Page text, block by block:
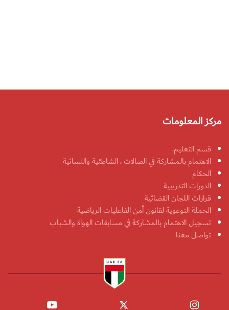
مركز المعلومات
قسم التعليم.
الاهتمام بالمشاركة في الصالات ، الشاطئية والنسائية
الحكام
الدورات التدريبية
قرارات اللجان القضائية
الحملة التوعوية لقانون أمن الفاعليات الرياضية
تسجيل الاهتمام بالمشاركة في مسابقات الهواة والشباب
تواصل معنا